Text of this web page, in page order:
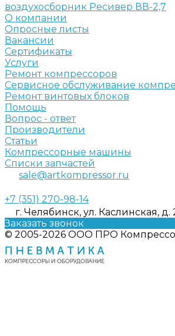
воздухосборник Ресивер ВВ-2,7
О компании
Опросные листы
Вакансии
Сертификаты
Услуги
Ремонт компрессоров
Сервисное обслуживание
Ремонт винтовых блоков
Помощь
Вопрос - ответ
Производители
Статьи
Компрессорные машины
Списки запчастей
sale@artkompressor.ru
+7 (351) 270-98-14
г. Челябинск, ул. Каслинская, д.
Заказать звонок
© 2005-2026 ООО ПРО